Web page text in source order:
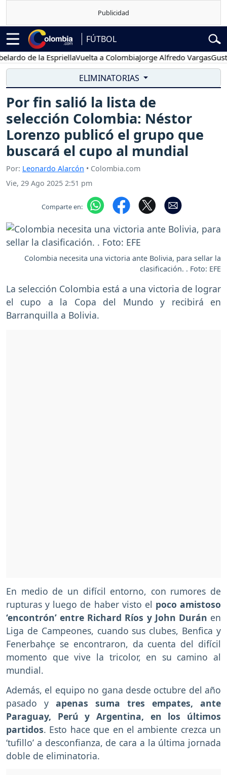
FÚTBOL
de la EspriellaVuelta a ColombiaJorge Alfredo Vargas
ELIMINATORIAS
Por fin salió la lista de
selección Colombia: Néstor
Lorenzo publicó el grupo que
buscará el cupo al mundial
Por: Leonardo Alarcón • Colombia.com
Vie, 29 Ago 2025 2:51 pm
Comparte en:
Colombia necesita una victoria ante Bolivia, para sellar la
clasificación. . Foto: EFE
La selección Colombia está a una victoria de lograr
el cupo a la Copa del Mundo y recibirá en
Barranquilla a Bolivia.
En medio de un difícil entorno, con rumores de
rupturas y luego de haber visto el poco amistoso
‘encontrón’ entre Richard Ríos y John Durán en
Liga de Campeones, cuando sus clubes, Benfica y
Fenerbahçe se encontraron, da cuenta del difícil
momento que vive la tricolor, en su camino al
mundial.
Además, el equipo no gana desde octubre del año
pasado y apenas suma tres empates, ante
Paraguay, Perú y Argentina, en los últimos
partidos. Esto hace que en el ambiente crezca un
‘tufillo’ a desconfianza, de cara a la última jornada
doble de eliminatoria.